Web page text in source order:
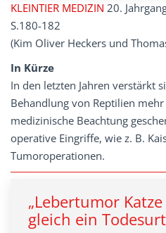
KLEINTIER MEDIZIN 20.
S.180-182
(Kim Oliver Heckers und
In Kürze
In den letzten Jahren verstärkt
Behandlung von Reptilien
medizinische Beachtung
operative Eingriffe, wie z. B.
Tumoroperationen.
„Lebertumor
gleich ein